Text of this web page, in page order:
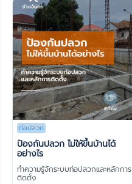
ท่อปลวก
ป้องกันปลวก ไม่ให้ขึ้นบ้านได้
อย่างไร
ทำความรู้จักระบบท่อปลวกและหลักการ
ติดตั้ง